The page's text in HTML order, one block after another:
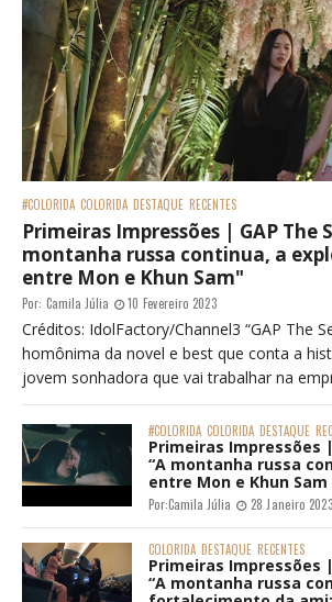
#COLORIDA COLORIDA DESTAQUE RECENTES
Primeiras Impressões | GAP The
montanha russa continua, a
entre Mon e Khun Sam"
Por: Camila Júlia 10 Fevereiro 2023
Créditos: IdolFactory/Channel3 “GAP The
homônima da novel e best que conta a
jovem sonhadora que vai trabalhar na
#COLORIDA COLORIDA DESTAQUE
Primeiras Impressões
“A montanha russa
entre Mon e Khun
Por:Camila Júlia 28 Janeiro 2023
COLORIDA DESTAQUE RECENTES
Primeiras Impressões
“A montanha russa